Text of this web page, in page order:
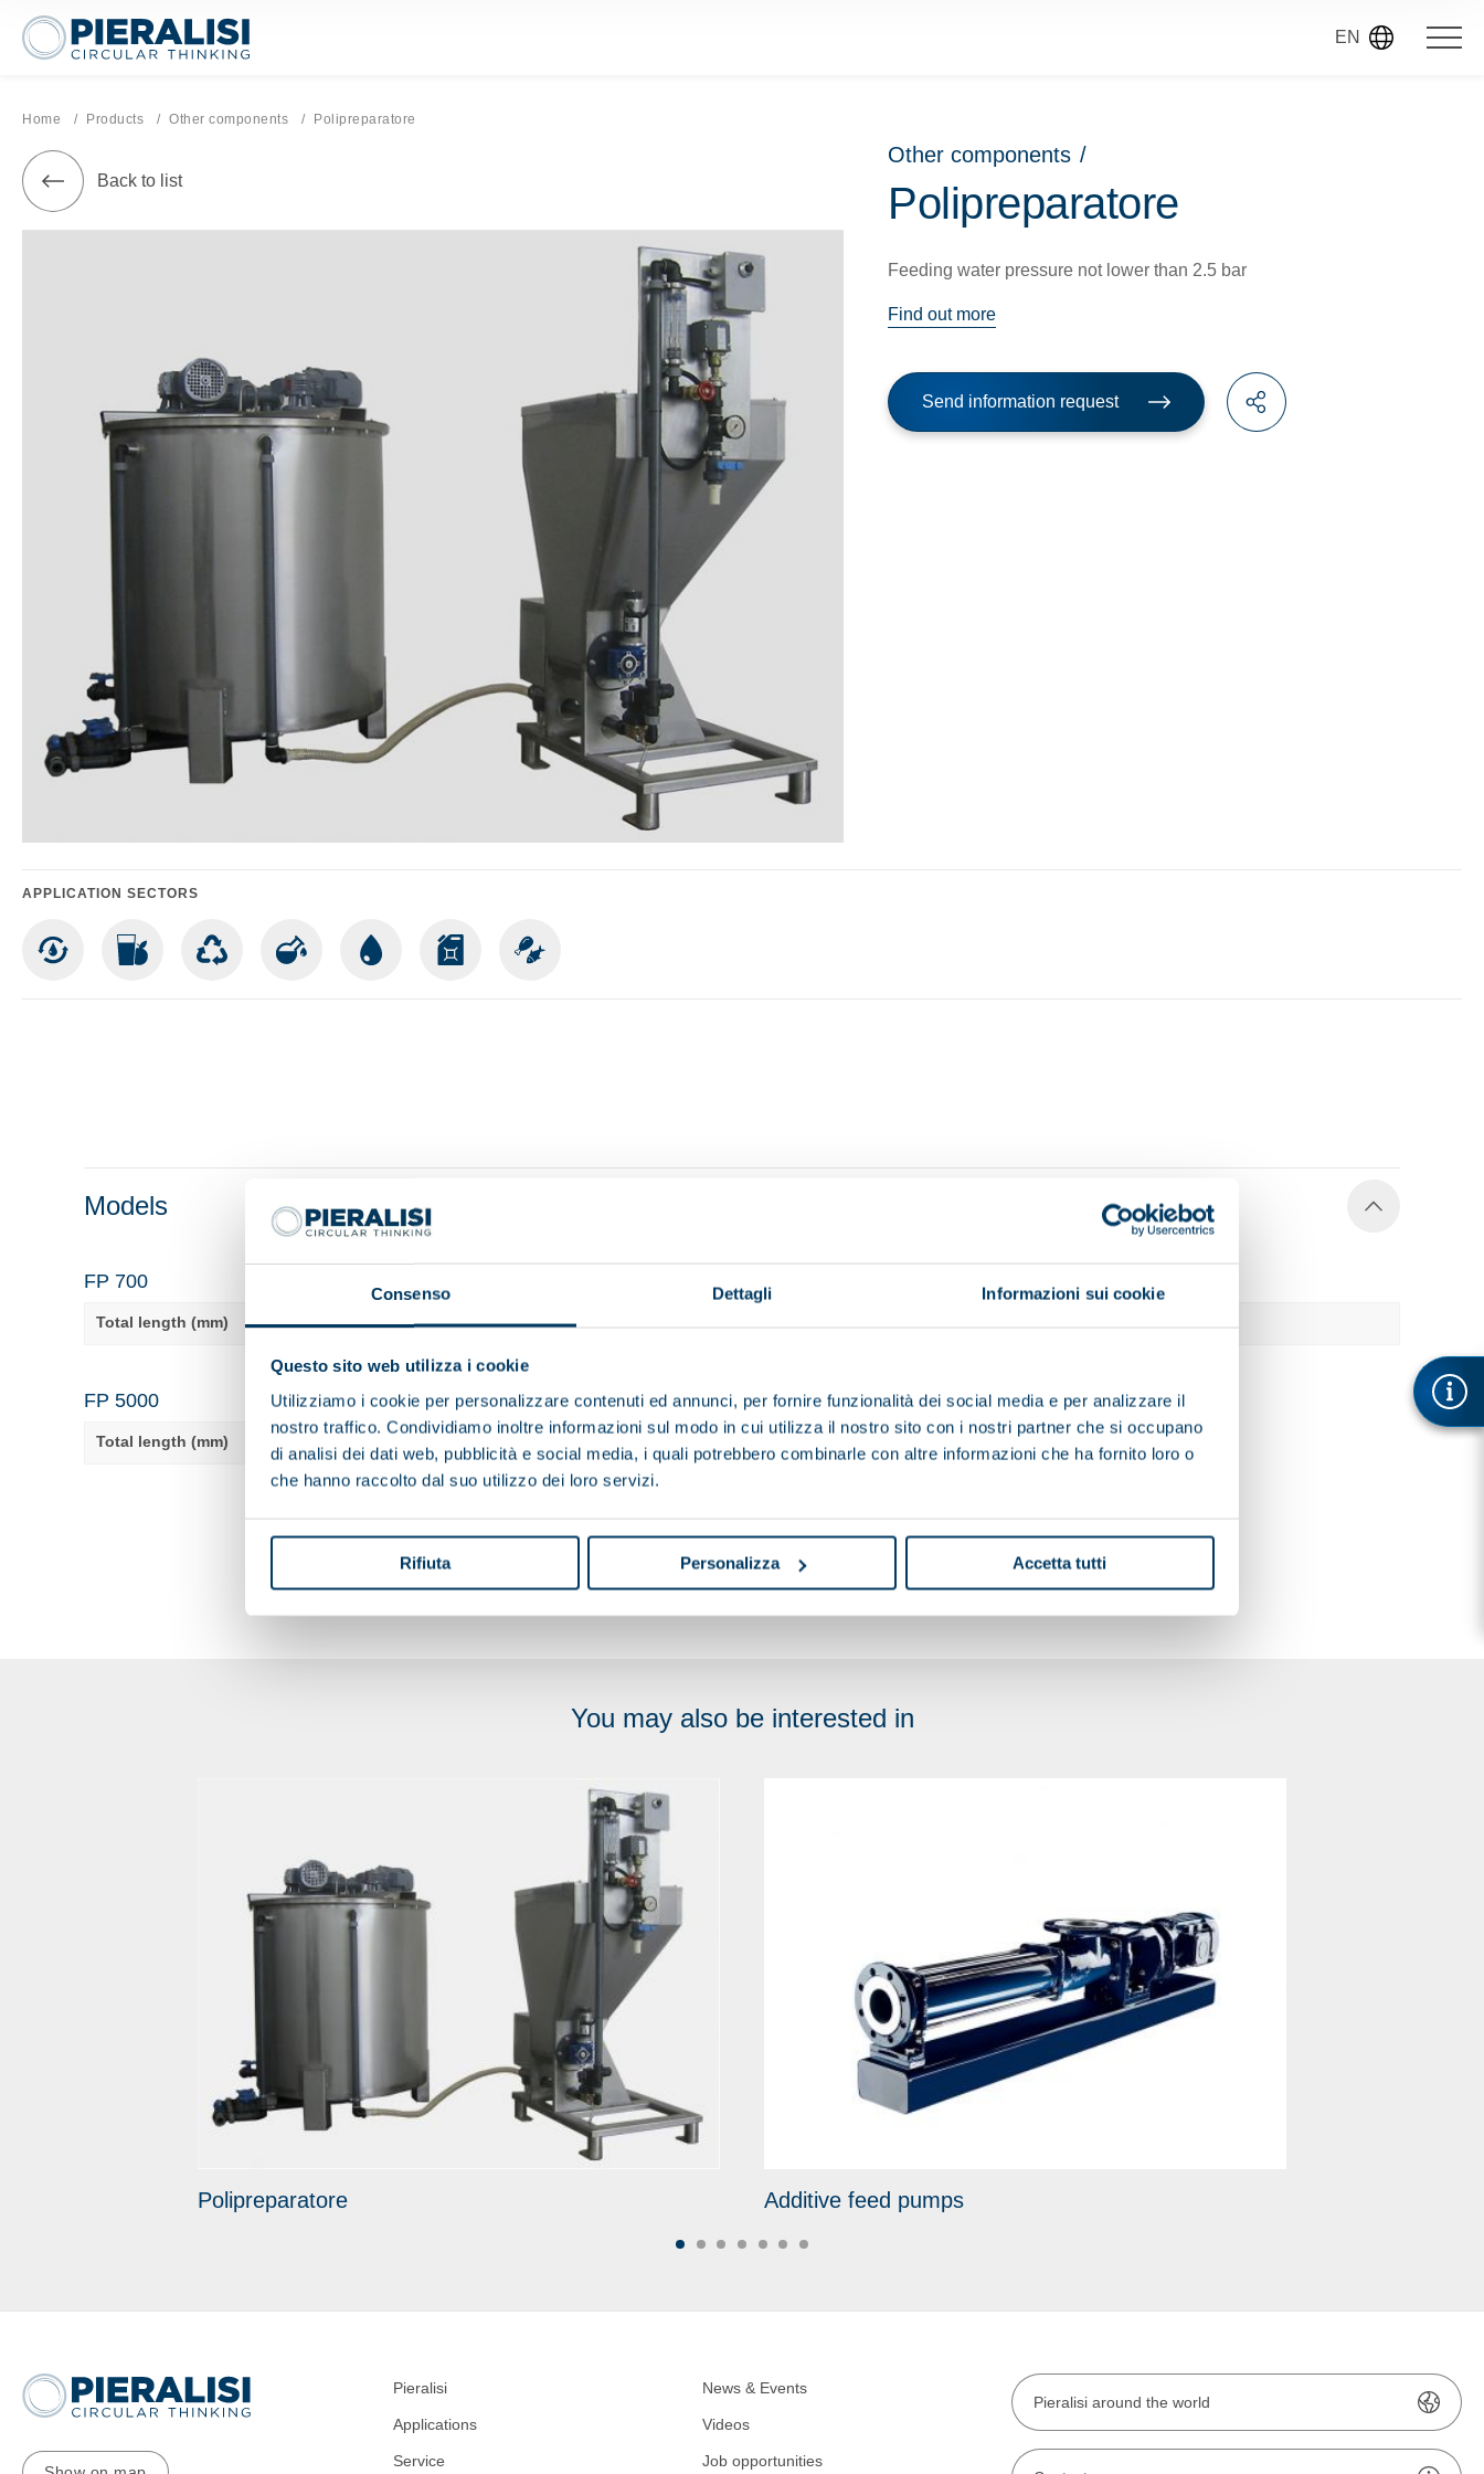
Consenso Dettagli Informazioni sui cookie
Questo sito web utilizza i cookie
Utilizziamo i cookie per personalizzare contenuti ed annunci, per fornire funzionalità dei social media e per analizzare il
nostro traffico. Condividiamo inoltre informazioni sul modo in cui utilizza il nostro sito con i nostri partner che si occupano
di analisi dei dati web, pubblicità e social media, i quali potrebbero combinarle con altre informazioni che ha fornito loro o
che hanno raccolto dal suo utilizzo dei loro servizi.
Rifiuta Personalizza Accetta tutti
Pieralisi Maip Spa EN
Home Products Other components Current page:
Polipreparatore
Back to list
Other components /
Polipreparatore
Feeding water pressure not lower than 2.5 bar
Find out more
Send information request
APPLICATION SECTORS
Models
FP 700
Total length (mm) 1380
FP 1700
FP 5000
Total length (mm)
You may also be interested in
Polipreparatore Additive feed pumps
Pieralisi
Applications
Service
News & Events
Videos
Job opportunities
Pieralisi around the world